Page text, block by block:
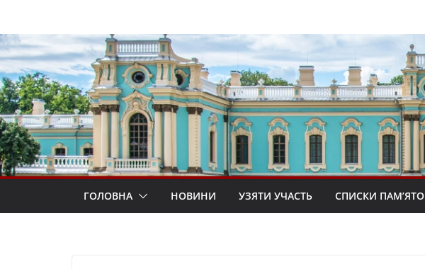
вмісту
ГОЛОВНА НОВИНИ УЗЯТИ УЧАСТЬ СПИСКИ